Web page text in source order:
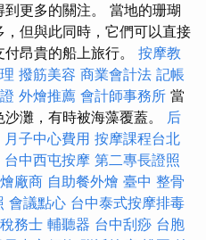
更多的關注。 當地的珊瑚
但與此同時，它們可以直接
昂貴的船上旅行。 按摩教
撥筋美容 商業會計法 記帳
外燴推薦 會計師事務所 當
灘，有時被海藻覆蓋。 后
月子中心費用 按摩課程台北
台中西屯按摩 第二專長證照
廠商 自助餐外燴 臺中 整骨
會議點心 台中泰式按摩排毒
務士 輔聽器 台中刮痧 台胞